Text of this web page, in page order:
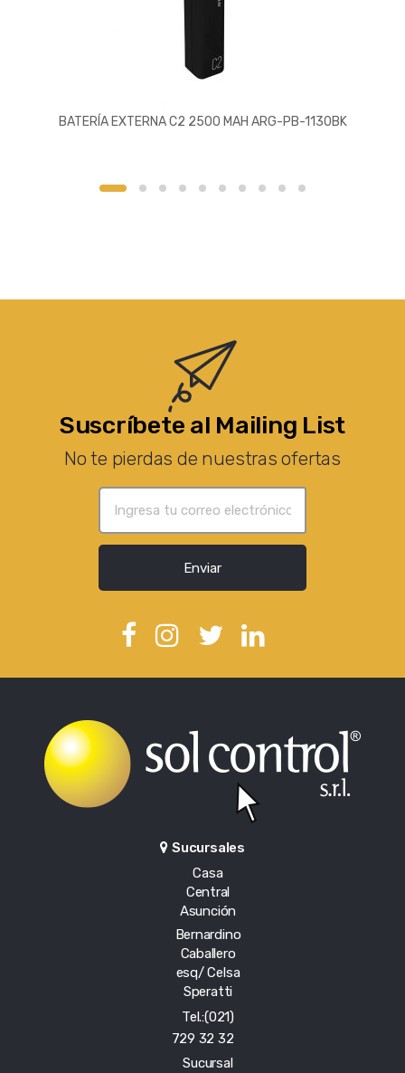
BATERÍA EXTERNA C2 2500 MAH ARG-PB-1130BK
Suscríbete al Mailing List
No te pierdas de nuestras ofertas
Enviar
Sucursales
Casa
Central
Asunción
Bernardino
Caballero
esq/ Celsa
Speratti
Tel.:(021)
729 32 32
Sucursal